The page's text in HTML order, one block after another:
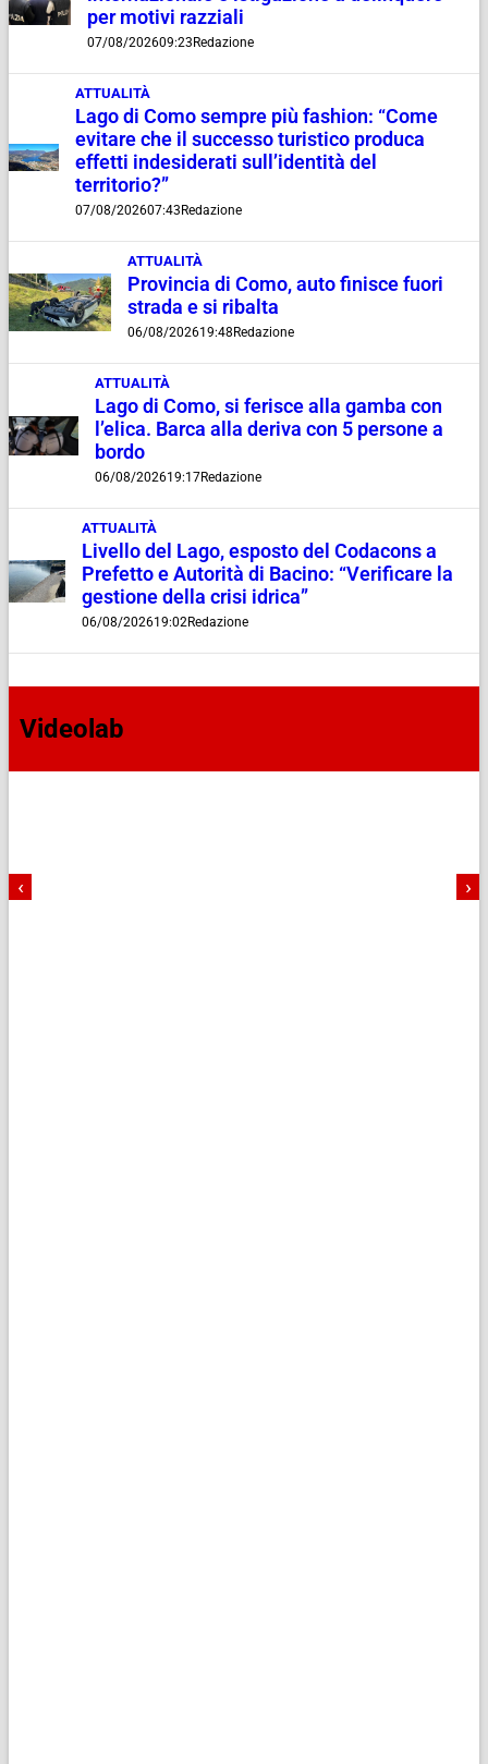
per motivi razziali
07/08/202609:23 Redazione
ATTUALITÀ
Lago di Como sempre più fashion: “Come
evitare che il successo turistico produca
effetti indesiderati sull’identità del
territorio?”
07/08/202607:43 Redazione
ATTUALITÀ
Provincia di Como, auto finisce fuori
strada e si ribalta
06/08/202619:48 Redazione
ATTUALITÀ
Lago di Como, si ferisce alla gamba con
l’elica. Barca alla deriva con 5 persone a
bordo
06/08/202619:17Redazione
ATTUALITÀ
Livello del Lago, esposto del Codacons a
Prefetto e Autorità di Bacino: “Verificare la
gestione della crisi idrica”
06/08/202619:02Redazione
Videolab
‹ ›